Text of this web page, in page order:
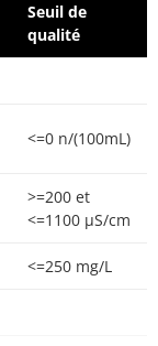
Seuil de
qualité
<=0 n/(100mL)
>=200 et
<=1100 µS/cm
<=250 mg/L